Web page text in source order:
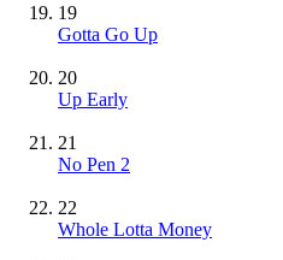
19
Gotta Go Up
20
Up Early
21
No Pen 2
22
Whole Lotta Money